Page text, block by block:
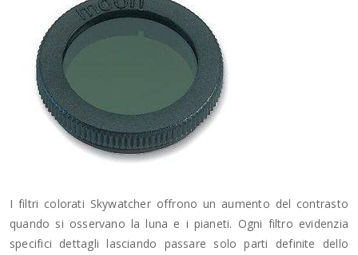
I filtri colorati Skywatcher offrono un aumento del contrasto
quando si osservano la luna e i pianeti. Ogni filtro evidenzia
specifici dettagli lasciando passare solo parti definite dello